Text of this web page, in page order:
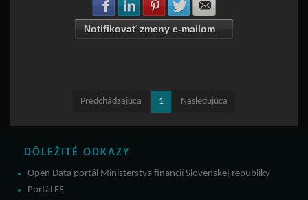
Zdielať na Facebook
Zdielať na LinkedIn
Zdielať na Pinterest
Zdielať na Twitter
Notifikovať zmeny e-mailom
Predchádzajúca 1 Nasledujúca
DÔLEŽITÉ ODKAZY
Open Data portál Ministerstva financií Slovenskej republiky
Portál FS